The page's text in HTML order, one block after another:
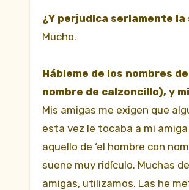
¿Y perjudica seriamente la
Mucho.
Hábleme de los nombres
nombre de calzoncillo), y
Mis amigas me exigen que
esta vez le tocaba a mi
aquello de ‘el hombre con
suene muy ridículo. Muchas
amigas, utilizamos. Las he